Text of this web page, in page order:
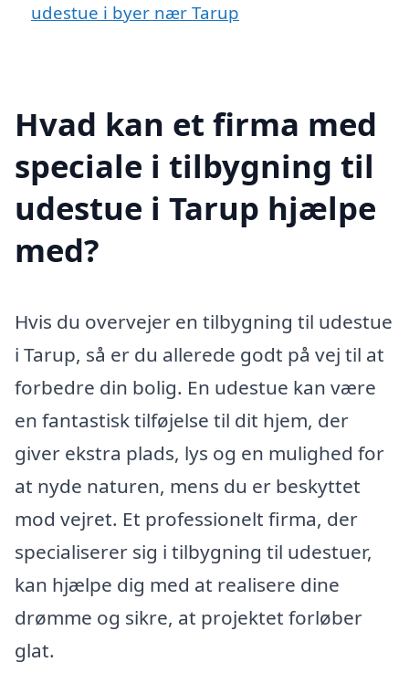
udestue i byer nær Tarup
Hvad kan et firma med
speciale i tilbygning til
udestue i Tarup hjælpe
med?
Hvis du overvejer en tilbygning til udestue
i Tarup, så er du allerede godt på vej til at
forbedre din bolig. En udestue kan være
en fantastisk tilføjelse til dit hjem, der
giver ekstra plads, lys og en mulighed for
at nyde naturen, mens du er beskyttet
mod vejret. Et professionelt firma, der
specialiserer sig i tilbygning til udestuer,
kan hjælpe dig med at realisere dine
drømme og sikre, at projektet forløber
glat.